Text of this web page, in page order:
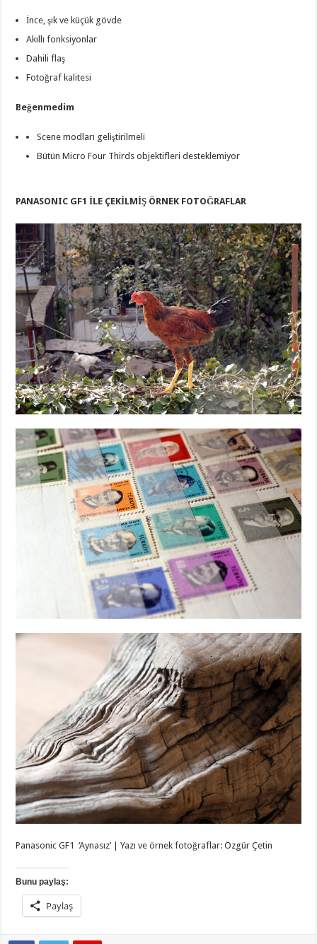
İnce, şık ve küçük gövde
Akıllı fonksiyonlar
Dahili flaş
Fotoğraf kalitesi
Beğenmedim
Scene modları geliştirilmeli
Bütün Micro Four Thirds objektifleri desteklemiyor
PANASONIC GF1 İLE ÇEKİLMİŞ ÖRNEK FOTOĞRAFLAR
Panasonic GF1 ‘Aynasız’ | Yazı ve örnek fotoğraflar: Özgür Çetin
Bunu paylaş:
Paylaş